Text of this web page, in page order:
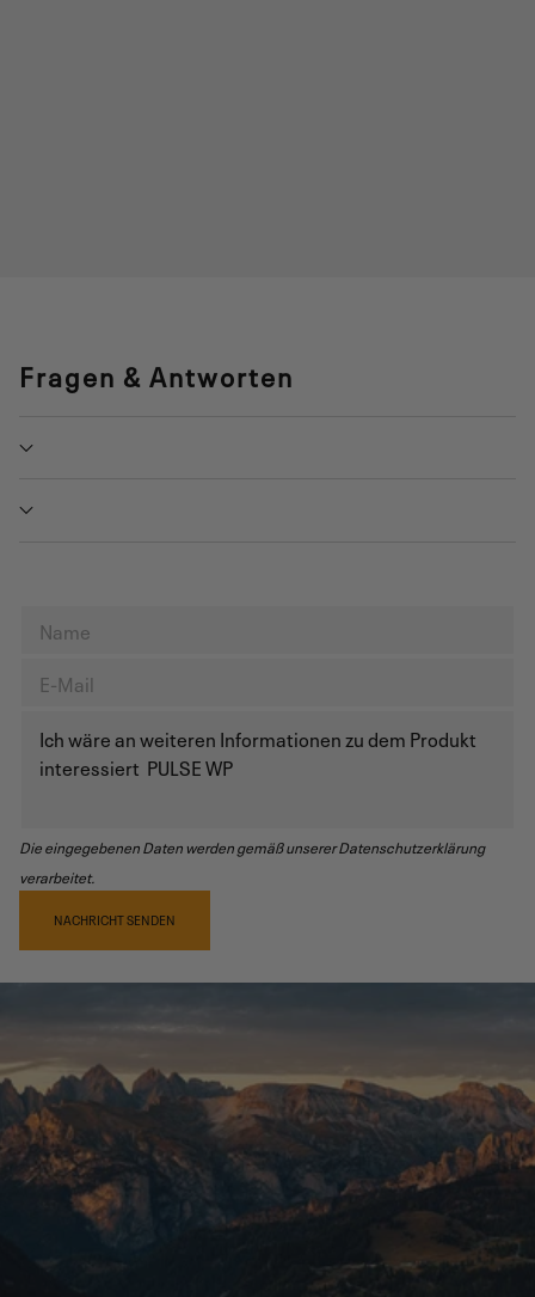
Fragen & Antworten
Die eingegebenen Daten werden gemäß unserer Datenschutzerklärung
verarbeitet.
NACHRICHT SENDEN